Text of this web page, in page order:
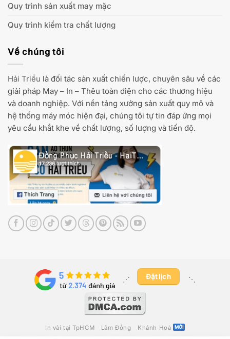
Quy trình sản xuất may mặc
Quy trình kiểm tra chất lượng
Về chúng tôi
Hải Triều là đối tác sản xuất chiến lược, chuyên sâu về các
giải pháp May – In – Thêu toàn diện cho các thương hiệu
và doanh nghiệp. Với nền tảng xưởng sản xuất quy mô và
hệ thống máy móc hiện đại, chúng tôi tự tin đáp ứng mọi
yêu cầu khắt khe về chất lượng, số lượng và tiến độ.
⋰ ​ Đặt lịch ⋱
In vải tại TpHCM Lâm Đồng Khánh Hoà